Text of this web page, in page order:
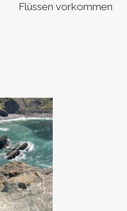
Flüssen vorkommen